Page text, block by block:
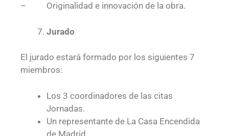
– Originalidad e innovación de la obra.
Jurado
El jurado estará formado por los siguientes 7
miembros:
Los 3 coordinadores de las citas
Jornadas.
Un representante de La Casa Encendida
de Madrid.